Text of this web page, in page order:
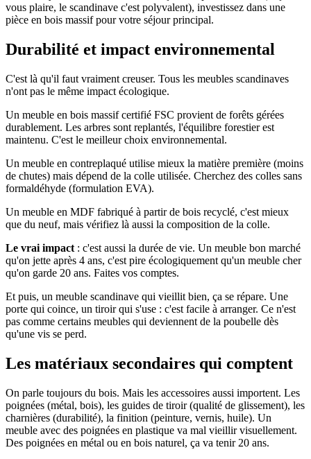
vous plaire, le scandinave c'est polyvalent), investissez dans une
pièce en bois massif pour votre séjour principal.
Durabilité et impact environnemental
C'est là qu'il faut vraiment creuser. Tous les meubles scandinaves
n'ont pas le même impact écologique.
Un meuble en bois massif certifié FSC provient de forêts gérées
durablement. Les arbres sont replantés, l'équilibre forestier est
maintenu. C'est le meilleur choix environnemental.
Un meuble en contreplaqué utilise mieux la matière première (moins
de chutes) mais dépend de la colle utilisée. Cherchez des colles sans
formaldéhyde (formulation EVA).
Un meuble en MDF fabriqué à partir de bois recyclé, c'est mieux
que du neuf, mais vérifiez là aussi la composition de la colle.
Le vrai impact : c'est aussi la durée de vie. Un meuble bon marché
qu'on jette après 4 ans, c'est pire écologiquement qu'un meuble cher
qu'on garde 20 ans. Faites vos comptes.
Et puis, un meuble scandinave qui vieillit bien, ça se répare. Une
porte qui coince, un tiroir qui s'use : c'est facile à arranger. Ce n'est
pas comme certains meubles qui deviennent de la poubelle dès
qu'une vis se perd.
Les matériaux secondaires qui comptent
On parle toujours du bois. Mais les accessoires aussi importent. Les
poignées (métal, bois), les guides de tiroir (qualité de glissement), les
charnières (durabilité), la finition (peinture, vernis, huile). Un
meuble avec des poignées en plastique va mal vieillir visuellement.
Des poignées en métal ou en bois naturel, ça va tenir 20 ans.